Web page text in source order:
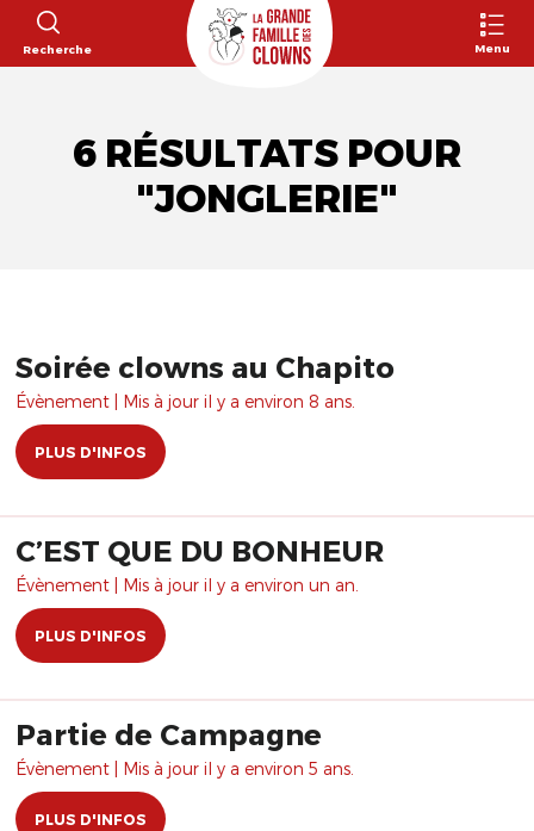
Recherche Menu
6 RÉSULTATS POUR
"JONGLERIE"
Soirée clowns au Chapito
Évènement | Mis à jour il y a environ 8 ans.
PLUS D'INFOS
C’EST QUE DU BONHEUR
Évènement | Mis à jour il y a environ un an.
PLUS D'INFOS
Partie de Campagne
Évènement | Mis à jour il y a environ 5 ans.
PLUS D'INFOS